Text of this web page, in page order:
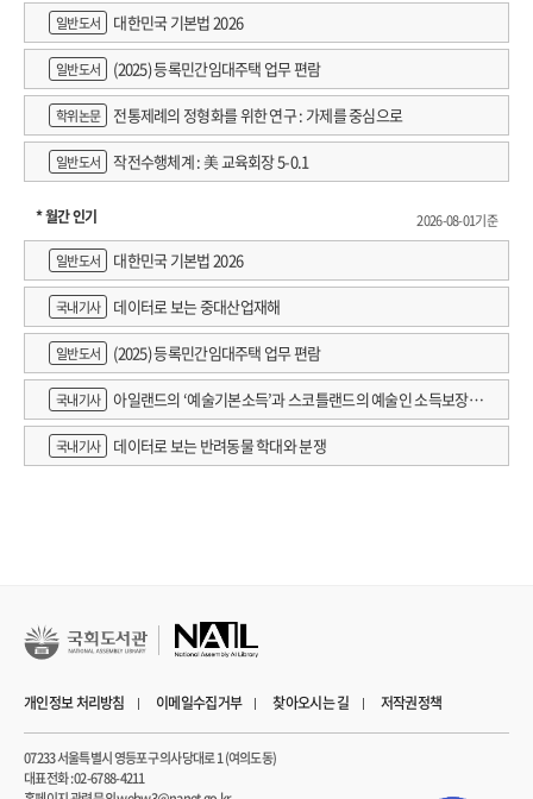
지속 가능성과도 직결되기 때문에 이 시점에 중국 반도체 산업의 전모를 깊게
들여다보는 것은 충분히 시의성이 있다.
-1장 「중국의 반도체 굴기」에서
중국 반도체 굴기의 동력과 한계
이 책의 첫 번째 강점은 중국의 반도체 굴기를 단순한 기술 추격의 이야기로만
다루지 않는다는 데 있다. 권석준 교수는 화웨이, SMIC, CXMT, 사이캐리어, 딥시크
같은 기업과 사례를 통해 중국 산업 전략의 내부를 들여다본다. 여기서 눈여겨볼
대목은 중국을 여기까지 끌어올린 중앙과 지방의 경쟁, 기술과 정치가 결합하는
특유의 하이브리드 정책 시스템이다. 그래서 독자는 특정 기업의 약진이나 단기
실적을 넘어 중국 산업 전체를 움직이는 구조와 한계를 함께 보게 된다.
중국 반도체 산업의 성장을 떠받치는 힘은 분명하다. 거대한 공적 투자, 내수 중심의
자급화 전략, 대체 기술과 우회 경로의 모색이 그것이다. 그러나 팽창을 지탱하는 그
구조가 동시에 부담도 키운다. 막대한 자금 투입은 단기 성과를 만들면서도 수익성
악화와 구조 조정 지연을 불러오고, 중앙 정부의 육성 기조와 지방 정부의 과열
경쟁은 중복 투자와 비효율을 낳는다. 미국의 제재는 독자 생태계 구축을
버리는 수많은 노동자들의 일자리 불안정성이 누적되고 있고 인공 지능과 IT,
야기한다. 그러나 중국 정부로서는 미중 패권 경쟁이 첨단 기술 중심의 대결 구도로
경쟁을 양보할 여유는 없다. 이는 단기적으로는 중국의 패권 추구에 도움이
되겠지만, 장기적으로는 중국 경제와 산업 전체에 다음 세대까지 이어질 부담으로
일반도서 대한민국 기본법 2026
일반도서 (2025) 등록민간임대주택 업무 편람
학위논문 전통제례의 정형화를 위한 연구 : 가제를 중심으로
일반도서 작전수행체계 : 美 교육회장 5-0.1
* 월간 인기
2026-08-01기준
일반도서
대한민국 기본법 2026
국내기사 데이터로 보는 중대산업재해
일반도서 (2025) 등록민간임대주택 업무 편람
국내기사
아일랜드의 ‘예술기본소득’과 스코틀랜드의 예술인 소득보장정
책 논의
국내기사 데이터로 보는 반려동물 학대와 분쟁
개인정보 처리방침 이메일수집거부 찾아오시는 길 저작권정책
07233 서울특별시 영등포구 의사당대로 1 (여의도동)
대표전화 : 02-6788-4211